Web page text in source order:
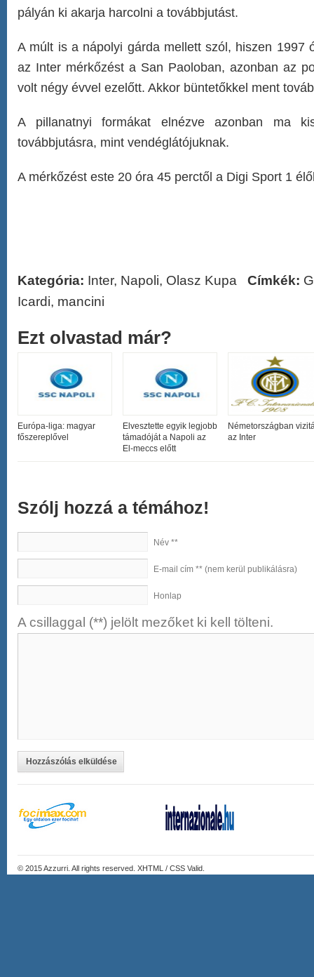
pályán ki akarja harcolni a továbbjutást.
A múlt is a nápolyi gárda mellett szól, hiszen 1997
az Inter mérkőzést a San Paoloban, azonban az
volt négy évvel ezelőtt. Akkor büntetőkkel ment
A pillanatnyi formákat elnézve azonban ma
továbbjutásra, mint vendéglátójuknak.
A mérkőzést este 20 óra 45 perctől a Digi Sport 1
Kategória: Inter, Napoli, Olasz Kupa Címkék:
Icardi, mancini
Ezt olvastad már?
Európa-liga: magyar
főszereplővel
Elvesztette egyik legjobb
támadóját a Napoli az
El-meccs előtt
Németországban
az Inter
Szólj hozzá a témához!
Név **
E-mail cím ** (nem kerül publikálásra)
Honlap
A csillaggal (**) jelölt mezőket ki kell tölteni.
Hozzászólás elküldése
© 2015Azzurri . All rights reserved. XHTML / CSS Valid.